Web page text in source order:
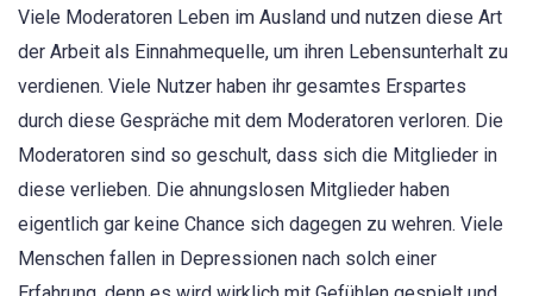
Viele Moderatoren Leben im Ausland und nutzen diese Art
der Arbeit als Einnahmequelle, um ihren Lebensunterhalt zu
verdienen. Viele Nutzer haben ihr gesamtes Erspartes
durch diese Gespräche mit dem Moderatoren verloren. Die
Moderatoren sind so geschult, dass sich die Mitglieder in
diese verlieben. Die ahnungslosen Mitglieder haben
eigentlich gar keine Chance sich dagegen zu wehren. Viele
Menschen fallen in Depressionen nach solch einer